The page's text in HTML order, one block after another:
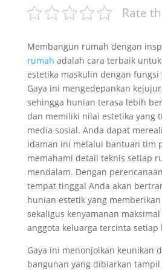
Rate
Membangun rumah dengan
rumah adalah cara terbaik
estetika maskulin dengan fungsi
Gaya ini mengedepankan
sehingga hunian terasa lebih
dan memiliki nilai estetika yang
media sosial. Anda dapat
idaman ini melalui bantuan tim
memahami detail teknis setiap
mendalam. Dengan
tempat tinggal Anda akan
hunian estetik yang
sekaligus kenyamanan
anggota keluarga tercinta setiap
Gaya ini menonjolkan keunikan
bangunan yang dibiarkan